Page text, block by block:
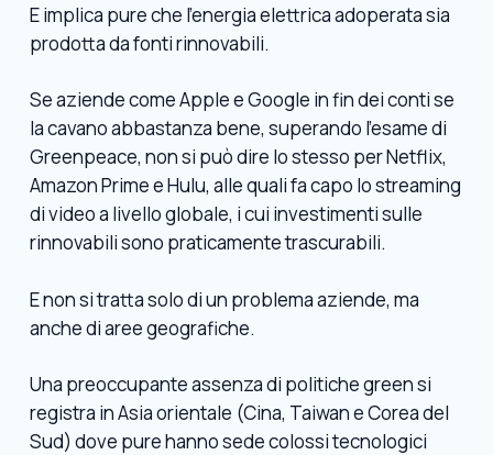
E implica pure che l’energia elettrica adoperata sia
prodotta da fonti rinnovabili.
Se aziende come Apple e Google in fin dei conti se
la cavano abbastanza bene, superando l’esame di
Greenpeace, non si può dire lo stesso per Netflix,
Amazon Prime e Hulu, alle quali fa capo lo streaming
di video a livello globale, i cui investimenti sulle
rinnovabili sono praticamente trascurabili.
E non si tratta solo di un problema aziende, ma
anche di aree geografiche.
Una preoccupante assenza di politiche green si
registra in Asia orientale (Cina, Taiwan e Corea del
Sud) dove pure hanno sede colossi tecnologici